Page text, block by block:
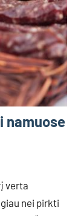
namuose
verta
nei pirkti